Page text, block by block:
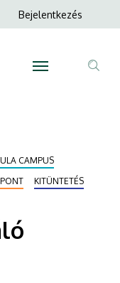
Anonim
menüje
Bejelentkezés
CAMPUS
KITÜNTETÉS